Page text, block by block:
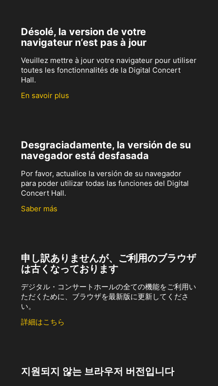
Désolé, la version de votre
navigateur n’est pas à jour
Veuillez mettre à jour votre navigateur pour utiliser
toutes les fonctionnalités de la Digital Concert
Hall.
En savoir plus
Desgraciadamente, la versión de su
navegador está desfasada
Por favor, actualice la versión de su navegador
para poder utilizar todas las funciones del Digital
Concert Hall.
Saber más
申し訳ありませんが、ご利用のブラウザ
は古くなっております
デジタル・コンサートホールの全ての機能をご利用い
ただくために、ブラウザを最新版に更新してくださ
い。
詳細はこちら
지원되지 않는 브라우저 버전입니다